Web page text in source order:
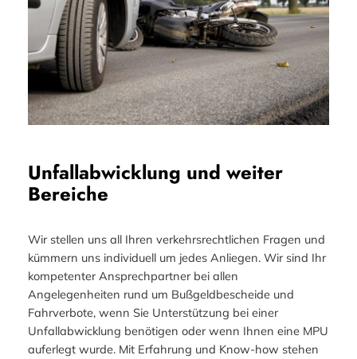
Unfallabwicklung und weiter
Bereiche
Wir stellen uns all Ihren verkehrsrechtlichen Fragen und
kümmern uns individuell um jedes Anliegen. Wir sind Ihr
kompetenter Ansprechpartner bei allen
Angelegenheiten rund um Bußgeldbescheide und
Fahrverbote, wenn Sie Unterstützung bei einer
Unfallabwicklung benötigen oder wenn Ihnen eine MPU
auferlegt wurde. Mit Erfahrung und Know-how stehen